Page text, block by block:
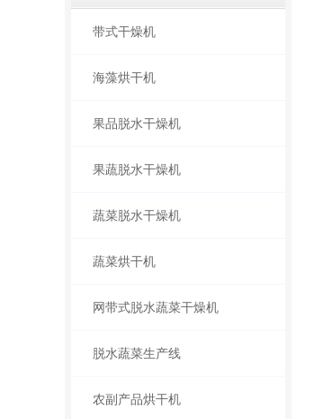
带式干燥机
海藻烘干机
果品脱水干燥机
果蔬脱水干燥机
蔬菜脱水干燥机
蔬菜烘干机
网带式脱水蔬菜干燥机
脱水蔬菜生产线
农副产品烘干机